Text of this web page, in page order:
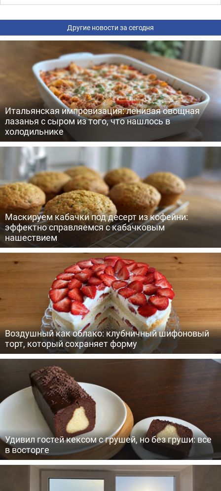
Другие новости за сегодня
Итальянская импровизация: ленивая овощная
лазанья с сыром из того, что нашлось в
холодильнике
Маскируем кабачки под десерт из кофейни:
эффектно справляемся с кабачковым
нашествием
Воздушный как облако: клубничный шифоновый
торт, который сохраняет форму
Удивил гостей кексом с грушей, но без груши: все
в восторге